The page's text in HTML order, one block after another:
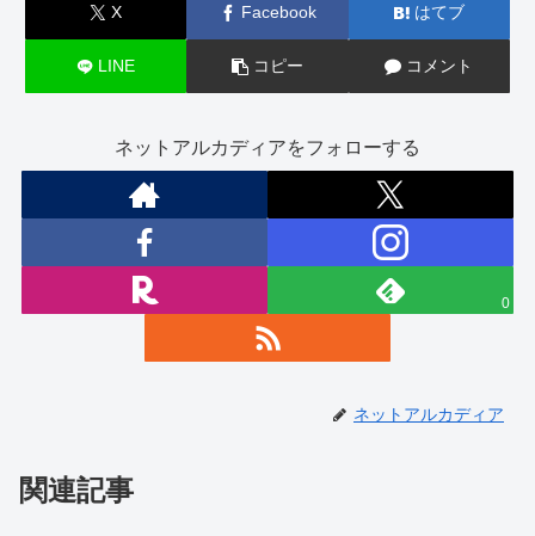
X Facebook はてブ
LINE コピー コメント
ネットアルカディアをフォローする
0
ネットアルカディア
関連記事